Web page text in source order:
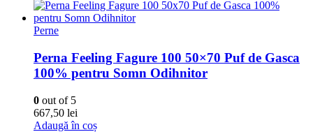
Perne
Perna Feeling Fagure 100 50×70 Puf de Gasca
100% pentru Somn Odihnitor
0 out of 5
667,50 lei
Adaugă în coș